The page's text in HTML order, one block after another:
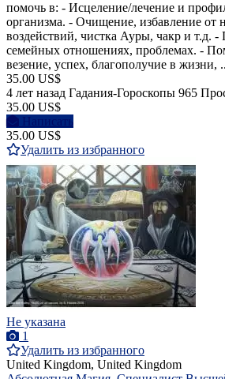
помочь в: - Исцеление/лечение и
организма. - Очищение, избавление от
воздействий, чистка Ауры, чакр и т.д.
семейных отношениях, проблемах. -
везение, успех, благополучие в жизни,
35.00 US$
4 лет назад Гадания-Гороскопы 965
35.00 US$
Написать
35.00 US$
Удалить из избранного
Не указана
1
Удалить из избранного
United Kingdom, United Kingdom